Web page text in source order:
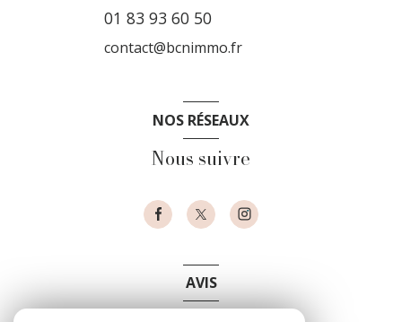
01 83 93 60 50
contact@bcnimmo.fr
NOS RÉSEAUX
Nous suivre
AVIS